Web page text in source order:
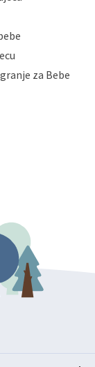
provedbe
osobnih
poštom na
za Bebe